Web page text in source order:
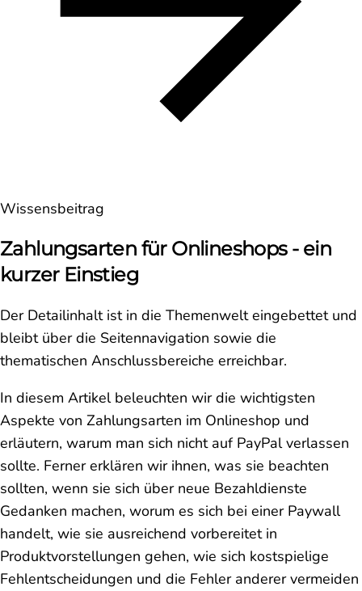
Wissensbeitrag
Zahlungsarten für Onlineshops - ein
kurzer Einstieg
Der Detailinhalt ist in die Themenwelt eingebettet und
bleibt über die Seitennavigation sowie die
thematischen Anschlussbereiche erreichbar.
In diesem Artikel beleuchten wir die wichtigsten
Aspekte von Zahlungsarten im Onlineshop und
erläutern, warum man sich nicht auf PayPal verlassen
sollte. Ferner erklären wir ihnen, was sie beachten
sollten, wenn sie sich über neue Bezahldienste
Gedanken machen, worum es sich bei einer Paywall
handelt, wie sie ausreichend vorbereitet in
Produktvorstellungen gehen, wie sich kostspielige
Fehlentscheidungen und die Fehler anderer vermeiden